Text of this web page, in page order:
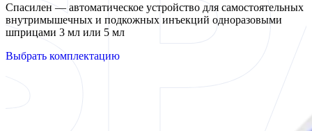
Спасилен — автоматическое устройство для самостоятельных
внутримышечных и подкожных инъекций одноразовыми
шприцами 3 мл или 5 мл
Выбрать комплектацию